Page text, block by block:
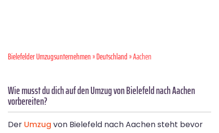
Bielefelder Umzugsunternehmen»Deutschland» Aachen
Wie musst du dich auf den Umzug von Bielefeld nach Aachen
vorbereiten?
Der Umzug von Bielefeld nach Aachen steht bevor